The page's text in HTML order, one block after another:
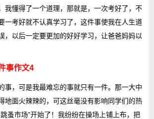
我懂得了一个道理，那就是，一次考好了，不
一考好就不认真学习了，这件事使我在人生道
，以后一定要更加的好好学习，让爸爸妈妈以
事作文4
事，可是我最难忘的事就只有一件。那一大中
地面火辣辣的，可这丝毫没有影响同学们的热
蚤市场”开始了！我纷纷在操场上铺上布，把